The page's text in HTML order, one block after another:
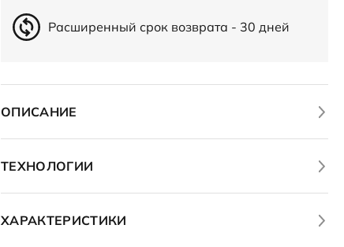
Расширенный срок возврата - 30 дней
ОПИСАНИЕ
ТЕХНОЛОГИИ
ХАРАКТЕРИСТИКИ